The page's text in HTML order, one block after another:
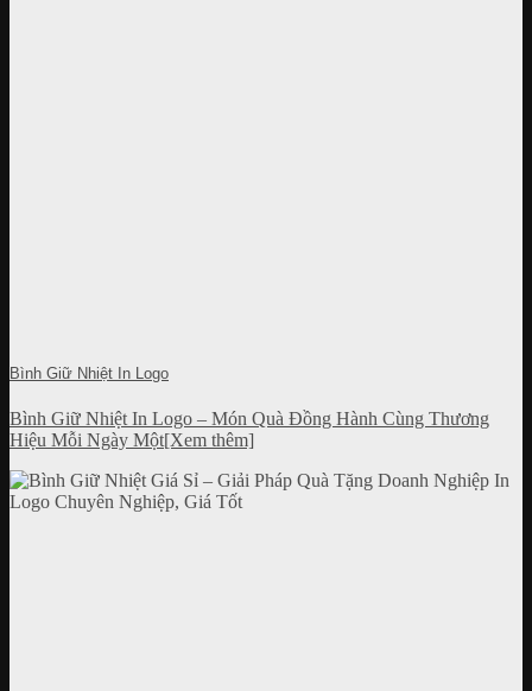
Bình Giữ Nhiệt In Logo
Bình Giữ Nhiệt In Logo – Món Quà Đồng Hành Cùng Thương
Hiệu Mỗi Ngày Một[Xem thêm]